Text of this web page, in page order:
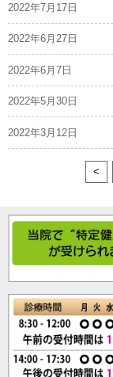
2022年7月17日
2022年6月27日
2022年6月7日
2022年5月30日
2022年3月12日
<